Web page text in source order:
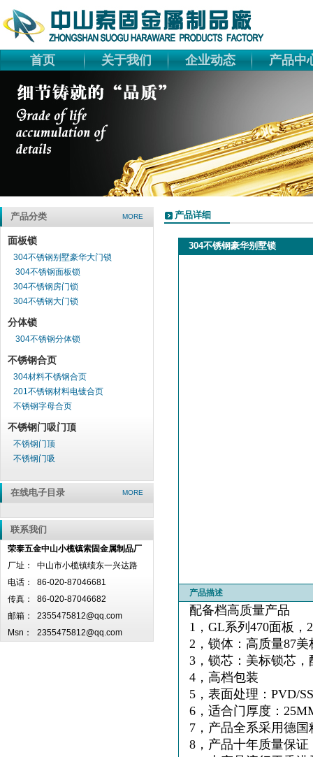
首页 关于我们 企业动态 产品中
产品分类 MORE
面板锁
304不锈钢别墅豪华大门锁
304不锈钢面板锁
304不锈钢房门锁
304不锈钢大门锁
分体锁
304不锈钢分体锁
不锈钢合页
304材料不锈钢合页
201不锈钢材料电镀合页
不锈钢字母合页
不锈钢门吸门顶
不锈钢门顶
不锈钢门吸
在线电子目录 MORE
联系我们
荣泰五金中山小榄镇索固金属制品厂
厂址：
中山市小榄镇绩东一兴达路
电话：
86-020-87046681
传真：
86-020-87046682
邮箱：
2355475812@qq.com
Msn：
2355475812@qq.com
产品详细
304不锈钢豪华别墅锁
产品描述
配备档高质量产品
1，GL系列470面板，
2，锁体：高质量87
3，锁芯：美标锁芯
4，高档包装
5，表面处理：PVD/SS
6，适合门厚度：
7，产品全系采用德
8，产品十年质量保